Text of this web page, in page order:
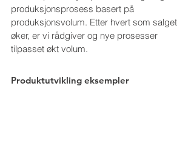
produksjonsprosess basert på
produksjonsvolum. Etter hvert som salget
øker, er vi rådgiver og nye prosesser
tilpasset økt volum.
Produktutvikling eksempler